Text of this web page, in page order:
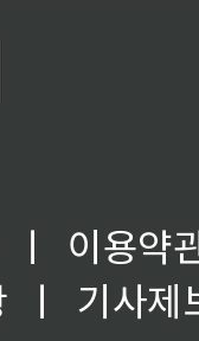
ㅣ
이용약
ㅣ
기사제